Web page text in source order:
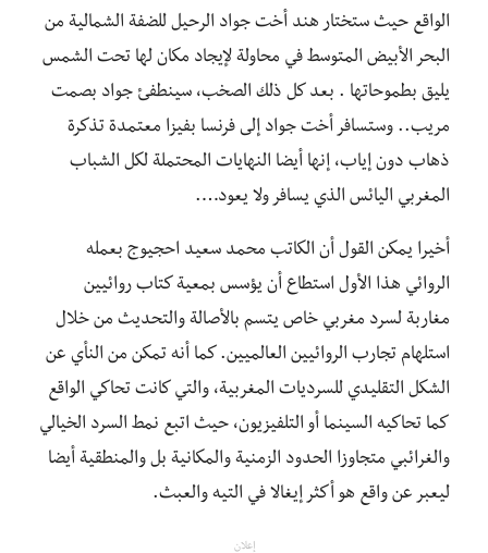
الواقع حيث ستختار هند أخت جواد الرحيل للضفة الشمالية من
البحر الأبيض المتوسط في محاولة لإيجاد مكان لها تحت الشمس
يليق بطموحاتها . بعد كل ذلك الصخب، سينطفئ جواد بصمت
مريب.. وستسافر أخت جواد إلى فرنسا بفيزا معتمدة تذكرة
ذهاب دون إياب، إنها أيضا النهايات المحتملة لكل الشباب
المغربي اليائس الذي يسافر ولا يعود….
أخيرا يمكن القول أن الكاتب محمد سعيد احجيوج بعمله
الروائي هذا الأول استطاع أن يؤسس بمعية كتاب روائيين
مغاربة لسرد مغربي خاص يتسم بالأصالة والتحديث من خلال
استلهام تجارب الروائيين العالميين. كما أنه تمكن من النأي عن
الشكل التقليدي للسرديات المغربية، والتي كانت تحاكي الواقع
كما تحاكيه السينما أو التلفيزيون، حيث اتبع نمط السرد الخيالي
والغرائبي متجاوزا الحدود الزمنية والمكانية بل والمنطقية أيضا
ليعبر عن واقع هو أكثر إيغالا في التيه والعبث.
إعلان